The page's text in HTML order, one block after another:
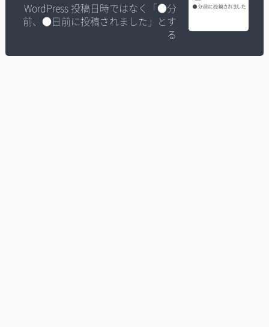
WordPress 投稿日時ではなく「●分
前、●日前に投稿されました」とす
る